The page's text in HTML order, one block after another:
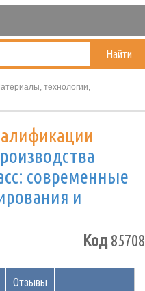
Найти
технологии,
современные
и
Код85708
Отзывы